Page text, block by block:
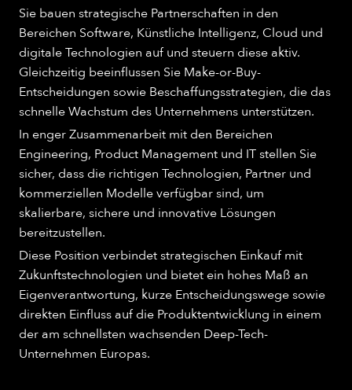
Sie bauen strategische Partnerschaften in den
Bereichen Software, Künstliche Intelligenz, Cloud und
digitale Technologien auf und steuern diese aktiv.
Gleichzeitig beeinflussen Sie Make-or-Buy-
Entscheidungen sowie Beschaffungsstrategien, die das
schnelle Wachstum des Unternehmens unterstützen.
In enger Zusammenarbeit mit den Bereichen
Engineering, Product Management und IT stellen Sie
sicher, dass die richtigen Technologien, Partner und
kommerziellen Modelle verfügbar sind, um
skalierbare, sichere und innovative Lösungen
bereitzustellen.
Diese Position verbindet strategischen Einkauf mit
Zukunftstechnologien und bietet ein hohes Maß an
Eigenverantwortung, kurze Entscheidungswege sowie
direkten Einfluss auf die Produktentwicklung in einem
der am schnellsten wachsenden Deep-Tech-
Unternehmen Europas.